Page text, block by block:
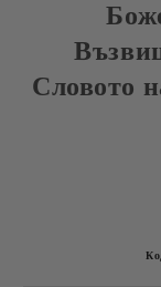
Словото